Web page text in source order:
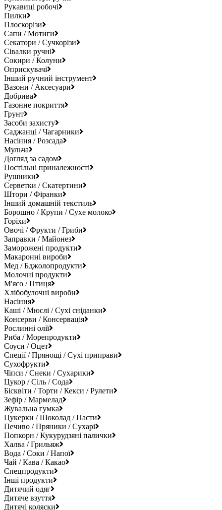
Рукавиці робочі
Пилки
Плоскорізи
Сапи / Мотиги
Секатори / Сучкорізи
Сівалки ручні
Сокири / Колуни
Оприскувачі
Інший ручний інструмент
Вазони / Аксесуари
Добрива
Газонне покриття
Грунт
Засоби захисту
Саджанці / Чагарники
Насіння / Розсада
Мульча
Догляд за садом
Постільні приналежності
Рушники
Серветки / Скатертини
Штори / Фіранки
Інший домашній текстиль
Борошно / Крупи / Сухе молоко
Горіхи
Овочі / Фрукти / Гриби
Заправки / Майонез
Заморожені продукти
Макаронні вироби
Мед / Бджолопродукти
Молочні продукти
М'ясо / Птиця
Хлібобулочні вироби
Насіння
Каші / Мюслі / Сухі сніданки
Консерви / Консервація
Рослинні олії
Риба / Морепродукти
Соуси / Оцет
Спеції / Прянощі / Сухі приправи
Сухофрукти
Чіпси / Снеки / Сухарики
Цукор / Сіль / Сода
Бісквіти / Торти / Кекси / Рулети
Зефір / Мармелад
Жувальна гумка
Цукерки / Шоколад / Пасти
Печиво / Пряники / Сухарі
Попкорн / Кукурудзяні палички
Халва / Грильяж
Вода / Соки / Напої
Чай / Кава / Какао
Спецпродукти
Інші продукти
Дитячий одяг
Дитяче взуття
Дитячі коляски